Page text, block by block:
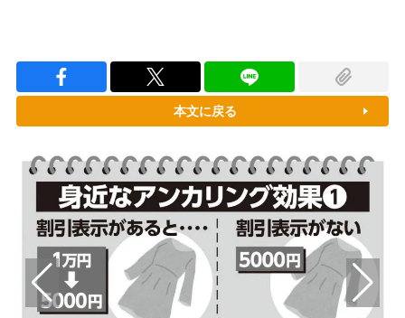
本文に戻る